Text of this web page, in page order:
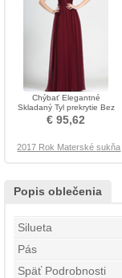
Chýbať Elegantné
Skladaný Tyl prekrytie Bez
rukávov Matné šaty
€ 95,62
2017 Rok Materské sukňa
Popis oblečenia
Silueta
Pás
Späť Podrobnosti